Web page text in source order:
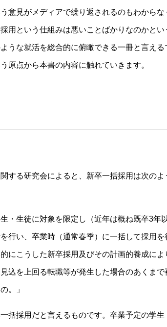
意見がメディアで繰り返されるのもわからな
用という仕組みは悪いことばかりなのかとい
うな就活を総合的に俯瞰できる一冊と言える
原点から本書の内容に触れていきます。
する研究会によると、新卒一括採用は次のよ
・生徒に対象を限定し（近年は概ね既卒3年
行い、卒業時（通常春季）に一括して採用を
にこうした新卒採用及びその計画的養成によ
込を上回る転職等が発生した場合のあくまで
。」
括採用だと言えるものです。卒業予定の学生